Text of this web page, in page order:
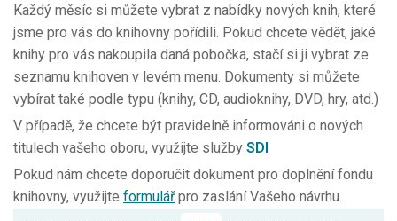
Každý měsíc si můžete vybrat z nabídky nových knih, které
jsme pro vás do knihovny pořídili. Pokud chcete vědět, jaké
knihy pro vás nakoupila daná pobočka, stačí si ji vybrat ze
seznamu knihoven v levém menu. Dokumenty si můžete
vybírat také podle typu (knihy, CD, audioknihy, DVD, hry, atd.)
V případě, že chcete být pravidelně informováni o nových
titulech vašeho oboru, využijte služby SDI
Pokud nám chcete doporučit dokument pro doplnění fondu
knihovny, využijte formulářpro zaslání Vašeho návrhu.